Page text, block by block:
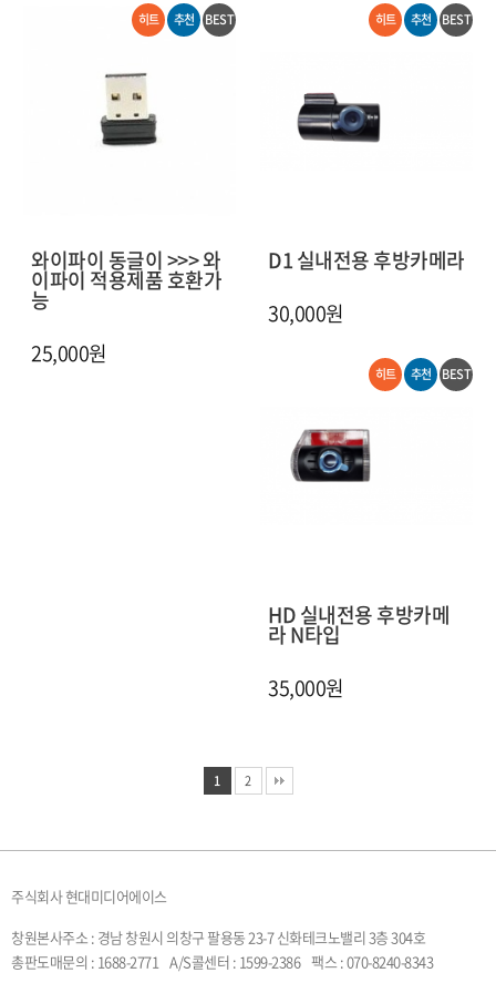
와이파이 동글이 >>> 와
이파이 적용제품 호환가
능
25,000원
히트 추천 BEST
D1 실내전용 후방카메라
30,000원
히트 추천 BEST
HD 실내전용 후방카메
라 N타입
35,000원
히트 추천 BEST
1 2
주식회사 현대미디어에이스
창원본사주소 : 경남 창원시 의창구 팔용동 23-7 신화테크노밸리 3층 304호
총판도매문의 : 1688-2771 A/S콜센터 : 1599-2386 팩스 : 070-8240-8343